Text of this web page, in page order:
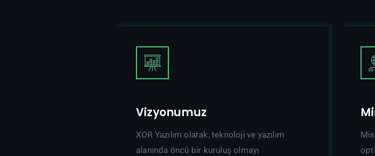
Vizyonumuz
XOR Yazılım olarak, teknoloji ve yazılım
alanında öncü bir kuruluş olmayı